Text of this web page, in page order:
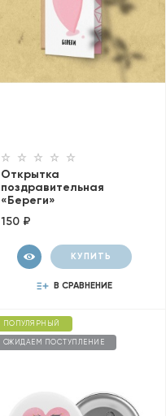
Открытка
поздравительная
«Береги»
150 ₽
КУПИТЬ
В СРАВНЕНИЕ
ПОПУЛЯРНЫЙ
ОЖИДАЕМ ПОСТУПЛЕНИЕ